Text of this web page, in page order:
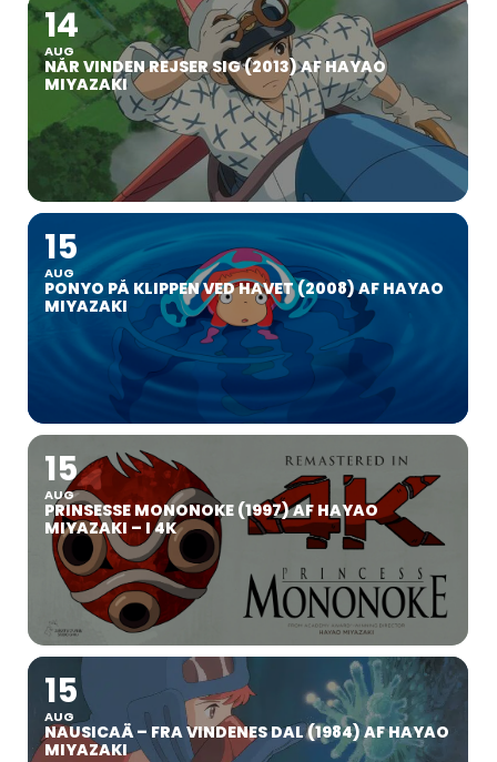
14
AUG
NÅR VINDEN REJSER SIG (2013) AF HAYAO
MIYAZAKI
15
AUG
PONYO PÅ KLIPPEN VED HAVET (2008) AF HAYAO
MIYAZAKI
15
AUG
PRINSESSE MONONOKE (1997) AF HAYAO
MIYAZAKI – I 4K
15
AUG
NAUSICAÄ – FRA VINDENES DAL (1984) AF HAYAO
MIYAZAKI